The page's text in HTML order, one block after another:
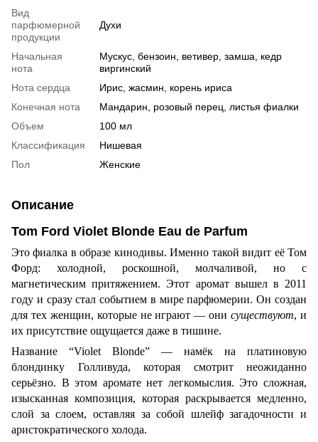
Вид
парфюмерной
продукции
Духи
Начальная
нота
Мускус, бензоин, ветивер, замша, кедр
виргинский
Нота сердца
Ирис, жасмин, корень ириса
Конечная нота
Мандарин, розовый перец, листья фиалки
Объем
100 мл
Классификация
Нишевая
Пол
Женские
Описание
Tom Ford Violet Blonde Eau de Parfum
Это фиалка в образе кинодивы. Именно такой видит её Том
Форд: холодной, роскошной, молчаливой, но с
магнетическим притяжением. Этот аромат вышел в 2011
году и сразу стал событием в мире парфюмерии. Он создан
для тех женщин, которые не играют — онисуществуют, и
их присутствие ощущается даже в тишине.
Название “Violet Blonde” — намёк на платиновую
блондинку Голливуда, которая смотрит неожиданно
серьёзно. В этом аромате нет легкомыслия. Это сложная,
изысканная композиция, которая раскрывается медленно,
слой за слоем, оставляя за собой шлейф загадочности и
аристократического холода.